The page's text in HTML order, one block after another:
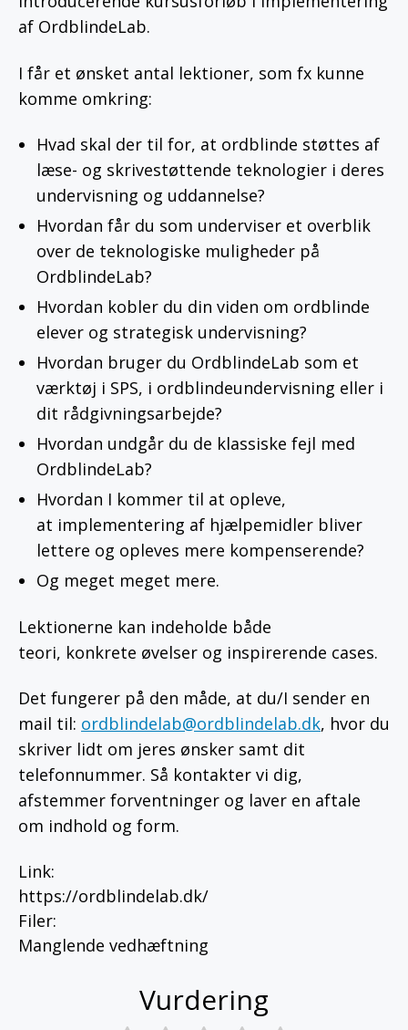
af OrdblindeLab.
I får et ønsket antal lektioner, som fx kunne
komme omkring:
Hvad skal der til for, at ordblinde støttes af
læse- og skrivestøttende teknologier i deres
undervisning og uddannelse?
Hvordan får du som underviser et overblik
over de teknologiske muligheder på
OrdblindeLab?
Hvordan kobler du din viden om ordblinde
elever og strategisk undervisning?
Hvordan bruger du OrdblindeLab som et
værktøj i SPS, i ordblindeundervisning eller i
dit rådgivningsarbejde?
Hvordan undgår du de klassiske fejl med
OrdblindeLab?
Hvordan I kommer til at opleve,
at implementering af hjælpemidler bliver
lettere og opleves mere kompenserende?
Og meget meget mere.
Lektionerne kan indeholde både
teori, konkrete øvelser og inspirerende cases.
Det fungerer på den måde, at du/I sender en
mail til: ordblindelab@ordblindelab.dk, hvor du
skriver lidt om jeres ønsker samt dit
telefonnummer. Så kontakter vi dig,
afstemmer forventninger og laver en aftale
om indhold og form.
Link:
https://ordblindelab.dk/
Filer:
Manglende vedhæftning
Vurdering